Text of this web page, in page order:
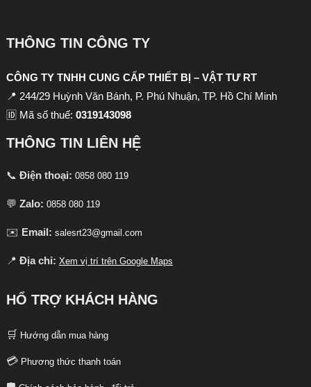
THÔNG TIN CÔNG TY
CÔNG TY TNHH CUNG CẤP THIẾT BỊ – VẬT TƯ RT
📍 244/29 Huỳnh Văn Bánh, P. Phú Nhuận, TP. Hồ Chí Minh
🆔 Mã số thuế: 0319143098
THÔNG TIN LIÊN HỆ
📞 Điện thoại: 0858 080 119
💬 Zalo: 0858 080 119
✉️ Email: salesrt23@gmail.com
📍 Địa chỉ: Xem vị trí trên Google Maps
HỔ TRỢ KHÁCH HÀNG
🛒 Hướng dẫn mua hàng
💳 Phương thức thanh toán